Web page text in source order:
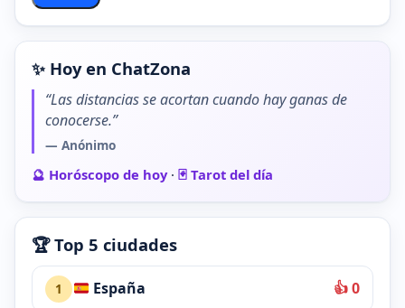
✨ Hoy en ChatZona
“Las distancias se acortan cuando hay ganas de
conocerse.”
— Anónimo
🔮 Horóscopo de hoy· 🃏 Tarot del día
🏆 Top 5 ciudades
1 España 👍 0